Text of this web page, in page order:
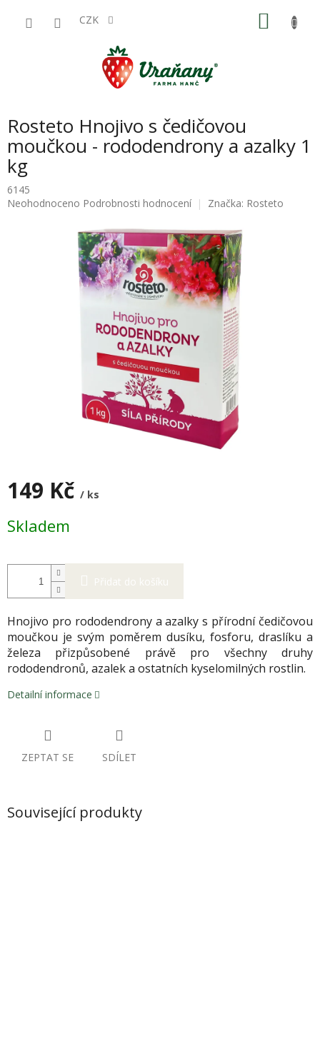
CZK
Rosteto Hnojivo s čedičovou
moučkou - rododendrony a azalky 1
kg
6145
Průměrné
Neohodnoceno Podrobnosti hodnocení Značka: Rosteto
149 Kč / ks
cena:
Skladem
Přidat do košíku
Hnojivo pro rododendrony a azalky s přírodní čedičovou
moučkou je svým poměrem dusíku, fosforu, draslíku a
železa přizpůsobené právě pro všechny druhy
rododendronů, azalek a ostatních kyselomilných rostlin.
Detailní informace
ZEPTAT SE SDÍLET
Související produkty